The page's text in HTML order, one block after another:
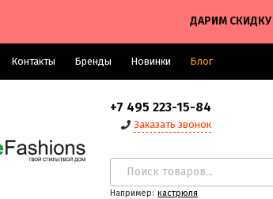
ДАРИМ СКИДКУ
Контакты Бренды Новинки Блог
+7 495 223-15-84
Заказать звонок
Например: кастрюля